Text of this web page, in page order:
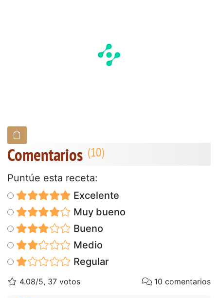
Comentarios
Puntúe esta receta:
Excelente
Muy bueno
Bueno
Medio
Regular
4.08/5, 37 votos 10 comentarios